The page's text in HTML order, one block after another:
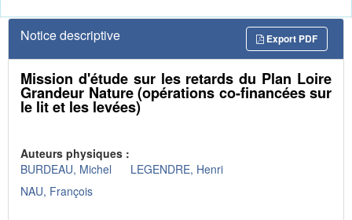
Notice descriptive Export PDF
Mission d'étude sur les retards du Plan Loire
Grandeur Nature (opérations co-financées sur
le lit et les levées)
Auteurs physiques :
BURDEAU, Michel
LEGENDRE, Henri
NAU, François